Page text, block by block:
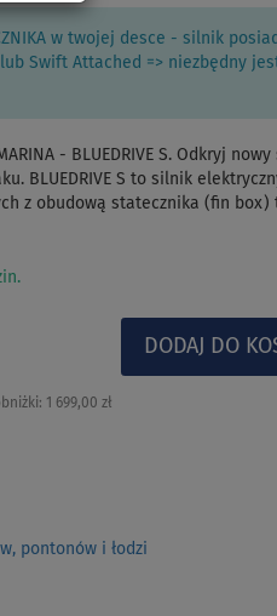
w twojej desce - silnik
Swift Attached => niezbędny
- BLUEDRIVE S. Odkryj
BLUEDRIVE S to silnik
z obudową statecznika (fin box)
1 699,00 zł
pontonów i łodzi